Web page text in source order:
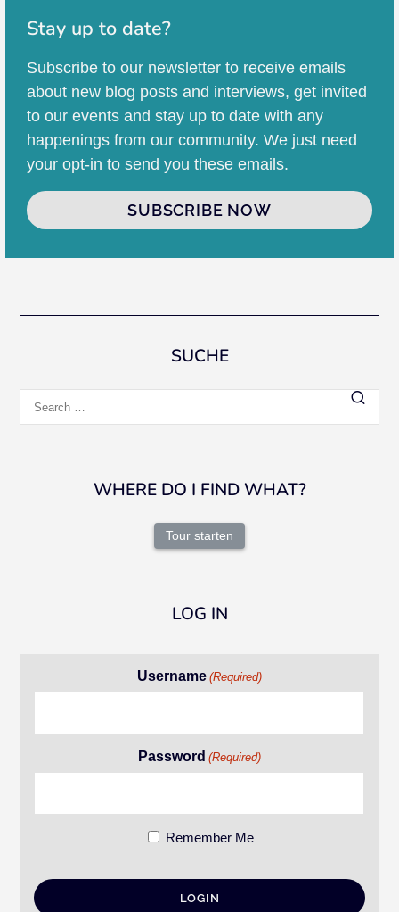
Stay up to date?
Subscribe to our newsletter to receive emails
about new blog posts and interviews, get invited
to our events and stay up to date with any
happenings from our community. We just need
your opt-in to send you these emails.
SUBSCRIBE NOW
SUCHE
for:
WHERE DO I FIND WHAT?
Tour starten
LOG IN
Username (Required)
Password (Required)
Remember Me